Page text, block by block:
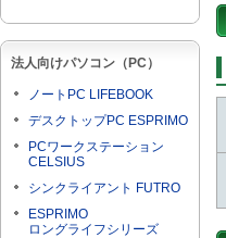
法人向けパソコン（PC）
ノートPC LIFEBOOK
デスクトップPC ESPRIMO
PCワークステーション
CELSIUS
シンクライアント FUTRO
ESPRIMO
ロングライフシリーズ